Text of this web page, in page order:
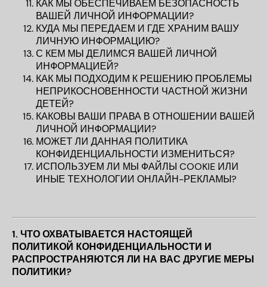
КАК МЫ ОБЕСПЕЧИВАЕМ БЕЗОПАСНОСТЬ
ВАШЕЙ ЛИЧНОЙ ИНФОРМАЦИИ?
КУДА МЫ ПЕРЕДАЕМ И ГДЕ ХРАНИМ ВАШУ
ЛИЧНУЮ ИНФОРМАЦИЮ?
С КЕМ МЫ ДЕЛИМСЯ ВАШЕЙ ЛИЧНОЙ
ИНФОРМАЦИЕЙ?
КАК МЫ ПОДХОДИМ К РЕШЕНИЮ ПРОБЛЕМЫ
НЕПРИКОСНОВЕННОСТИ ЧАСТНОЙ ЖИЗНИ
ДЕТЕЙ?
КАКОВЫ ВАШИ ПРАВА В ОТНОШЕНИИ ВАШЕЙ
ЛИЧНОЙ ИНФОРМАЦИИ?
МОЖЕТ ЛИ ДАННАЯ ПОЛИТИКА
КОНФИДЕНЦИАЛЬНОСТИ ИЗМЕНИТЬСЯ?
ИСПОЛЬЗУЕМ ЛИ МЫ ФАЙЛЫ COOKIE ИЛИ
ИНЫЕ ТЕХНОЛОГИИ ОНЛАЙН-РЕКЛАМЫ?
1. ЧТО ОХВАТЫВАЕТСЯ НАСТОЯЩЕЙ
ПОЛИТИКОЙ КОНФИДЕНЦИАЛЬНОСТИ И
РАСПРОСТРАНЯЮТСЯ ЛИ НА ВАС ДРУГИЕ МЕРЫ
ПОЛИТИКИ?